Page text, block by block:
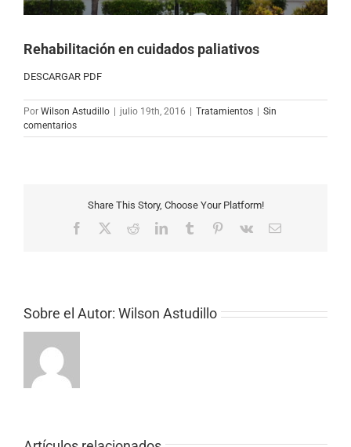
Rehabilitación en cuidados paliativos
DESCARGAR PDF
Por Wilson Astudillo julio 19th, 2016 Tratamientos
Sin
comentarios
Share This Story, Choose Your Platform!
Facebook RedditLinkedInTumblr Pinterest
Vk
Correo
Sobre el Autor: Wilson Astudillo